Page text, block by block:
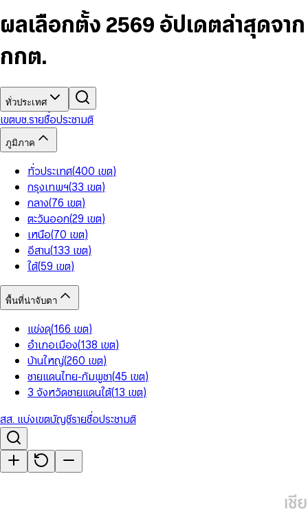
7
8
5
6
8
9
6
7
9
5
6
8
9
9
ผลเลือกตั้ง 2569 อัปเดตล่าสุดจาก
กกต.
ทั่วประเทศ
เขตบช.รายชื่อประชามติ
ภูมิภาค
ทั่วประเทศ(400 เขต)
กรุงเทพฯ(33 เขต)
กลาง(76 เขต)
ตะวันออก(29 เขต)
เหนือ(70 เขต)
อีสาน(133 เขต)
ใต้(59 เขต)
พื้นที่น่าจับตา
แข่งดุ(166 เขต)
อำเภอเมือง(138 เขต)
บ้านใหญ่(260 เขต)
ชายแดนไทย-กัมพูชา(45 เขต)
3 จังหวัดชายแดนใต้(13 เขต)
สส. แบ่งเขตบัญชีรายชื่อประชามติ